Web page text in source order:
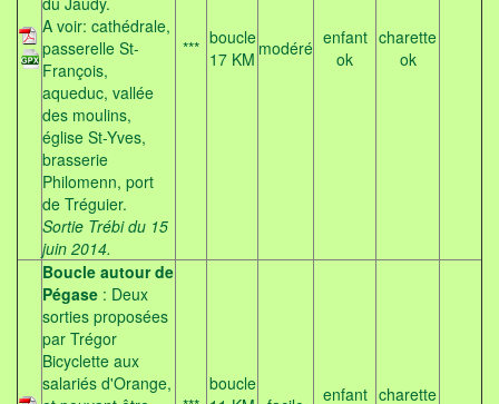
A voir: cathédrale,
passerelle St-
François,
aqueduc, vallée
des moulins,
église St-Yves,
brasserie
Philomenn, port
de Tréguier.
Sortie Trébi du 15
juin 2014.
*** boucle
17 KM modéré enfant
ok
charette
ok
Boucle autour de
Pégase : Deux
sorties proposées
par Trégor
Bicyclette aux
salariés d'Orange,
boucle
enfant charette